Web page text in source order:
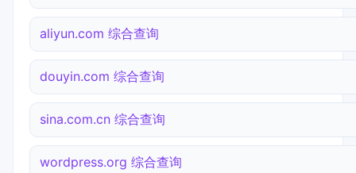
aliyun.com 综合查询
douyin.com 综合查询
sina.com.cn 综合查询
wordpress.org 综合查询